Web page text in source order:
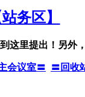
站务区】
这里提出！另外
会议室〓 〓回收